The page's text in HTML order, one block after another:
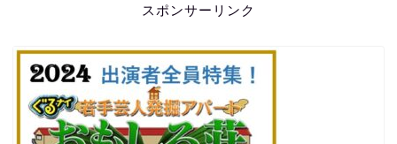
スポンサーリンク